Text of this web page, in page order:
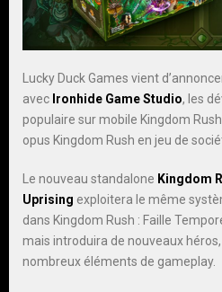
Lucky Duck Games vient
avec Ironhide Game Studio, les
populaire sur mobile Kingdom
opus Kingdom Rush en jeu de
Le nouveau standalone Kingdom
Uprising exploitera le même
dans Kingdom Rush : Faille
mais introduira de nouveaux
nombreux éléments de gameplay.